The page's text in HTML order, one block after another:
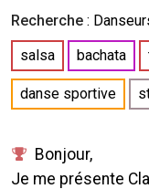
Recherche :
salsa
bachata
danse sportive
Bonjour,
Je me présente